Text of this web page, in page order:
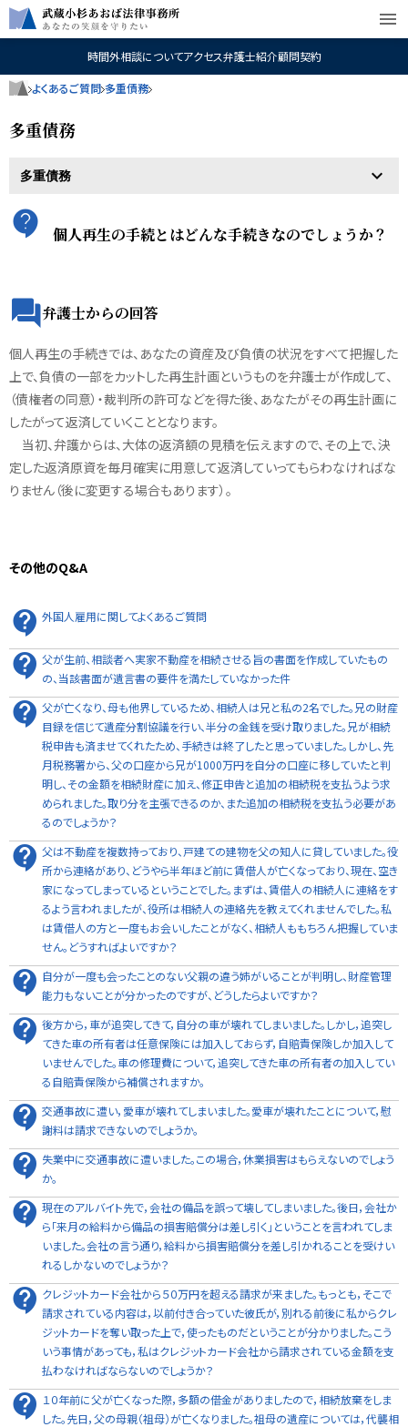
menu
時間外相談についてアクセス弁護士紹介顧問契約
よくあるご質問 多重債務
多重債務
個人再生の手続とはどんな手続きなのでしょうか？
弁護士からの回答
個人再生の手続きでは、あなたの資産及び負債の状況をすべて把握した
上で、負債の一部をカットした再生計画というものを弁護士が作成して、
（債権者の同意）・裁判所の許可などを得た後、あなたがその再生計画に
したがって返済していくこととなります。
当初、弁護からは、大体の返済額の見積を伝えますので、その上で、決
定した返済原資を毎月確実に用意して返済していってもらわなければな
りません（後に変更する場合もあります）。
その他のQ&A
外国人雇用に関してよくあるご質問
父が生前、相談者へ実家不動産を相続させる旨の書面を作成していたもの
の、当該書面が遺言書の要件を満たしていなかった件
父が亡くなり、母も他界しているため、相続人は兄と私の2名でした。兄の財産
目録を信じて遺産分割協議を行い、半分の金銭を受け取りました。兄が相続
税申告も済ませてくれたため、手続きは終了したと思っていました。しかし、先
月税務署から、父の口座から兄が1000万円を自分の口座に移していたと判
明し、その金額を相続財産に加え、修正申告と追加の相続税を支払うよう求
められました。取り分を主張できるのか、また追加の相続税を支払う必要があ
るのでしょうか？
父は不動産を複数持っており、戸建ての建物を父の知人に貸していました。役
所から連絡があり、どうやら半年ほど前に賃借人が亡くなっており、現在、空き
家になってしまっているということでした。まずは、賃借人の相続人に連絡をす
るよう言われましたが、役所は相続人の連絡先を教えてくれませんでした。私
は賃借人の方と一度もお会いしたことがなく、相続人ももちろん把握していま
せん。どうすればよいですか？
自分が一度も会ったことのない父親の違う姉がいることが判明し、財産管理
能力もないことが分かったのですが、どうしたらよいですか？
後方から，車が追突してきて，自分の車が壊れてしまいました。しかし，追突し
てきた車の所有者は任意保険には加入しておらず，自賠責保険しか加入して
いませんでした。車の修理費について，追突してきた車の所有者の加入してい
る自賠責保険から補償されますか。
交通事故に遭い，愛車が壊れてしまいました。愛車が壊れたことについて，慰
謝料は請求できないのでしょうか。
失業中に交通事故に遭いました。この場合，休業損害はもらえないのでしょう
か。
現在のアルバイト先で，会社の備品を誤って壊してしまいました。後日，会社か
ら「来月の給料から備品の損害賠償分は差し引く」ということを言われてしま
いました。会社の言う通り，給料から損害賠償分を差し引かれることを受けい
れるしかないのでしょうか？
クレジットカード会社から５０万円を超える請求が来ました。もっとも，そこで
請求されている内容は，以前付き合っていた彼氏が，別れる前後に私からクレ
ジットカードを奪い取った上で，使ったものだということが分かりました。こう
いう事情があっても，私はクレジットカード会社から請求されている金額を支
払わなければならないのでしょうか？
１０年前に父が亡くなった際，多額の借金がありましたので，相続放棄をしま
した。先日，父の母親（祖母）が亡くなりました。祖母の遺産については，代襲相